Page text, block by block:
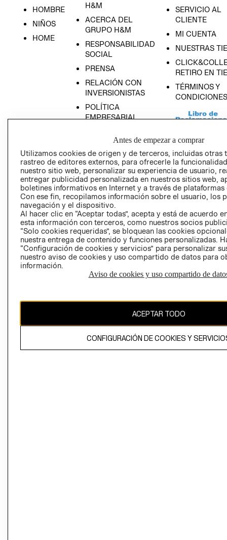
HOMBRE
NIÑOS
HOME
H&M
ACERCA DEL
GRUPO H&M
RESPONSABILIDAD
SOCIAL
PRENSA
RELACIÓN CON
INVERSIONISTAS
POLÍTICA
EMPRESARIAL
SERVICIO AL
CLIENTE
MI CUENTA
NUESTRAS
RETIRO EN
TÉRMINOS Y
CONDICIONES
AVISO DE
PRIVACIDAD
GIFT CARD
El contenido de esta página web está protegido por copyright y es
Antes de empezar a comprar
Utilizamos cookies de origen y de terceros, incluidas otras
rastreo de editores externos, para ofrecerle la
nuestro sitio web, personalizar su experiencia de usuario,
entregar publicidad personalizada en nuestros sitios web,
boletines informativos en Internet y a través de plataformas
Con ese fin, recopilamos información sobre el usuario, los
navegación y el dispositivo.
Al hacer clic en “Aceptar todas”, acepta y está de acuerdo
esta información con terceros, como nuestros socios
“Solo cookies requeridas”, se bloquean las cookies
nuestra entrega de contenido y funciones personalizadas.
“Configuración de cookies y servicios” para personalizar
nuestro aviso de cookies y uso compartido de datos para
información.
Aviso de cookies y uso compartido de
ACEPTAR TODO
CONFIGURACIÓN DE COOKIES Y